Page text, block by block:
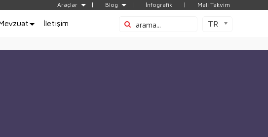
Araçlar Blog İnfografik Mali Takvim
İletişim TR